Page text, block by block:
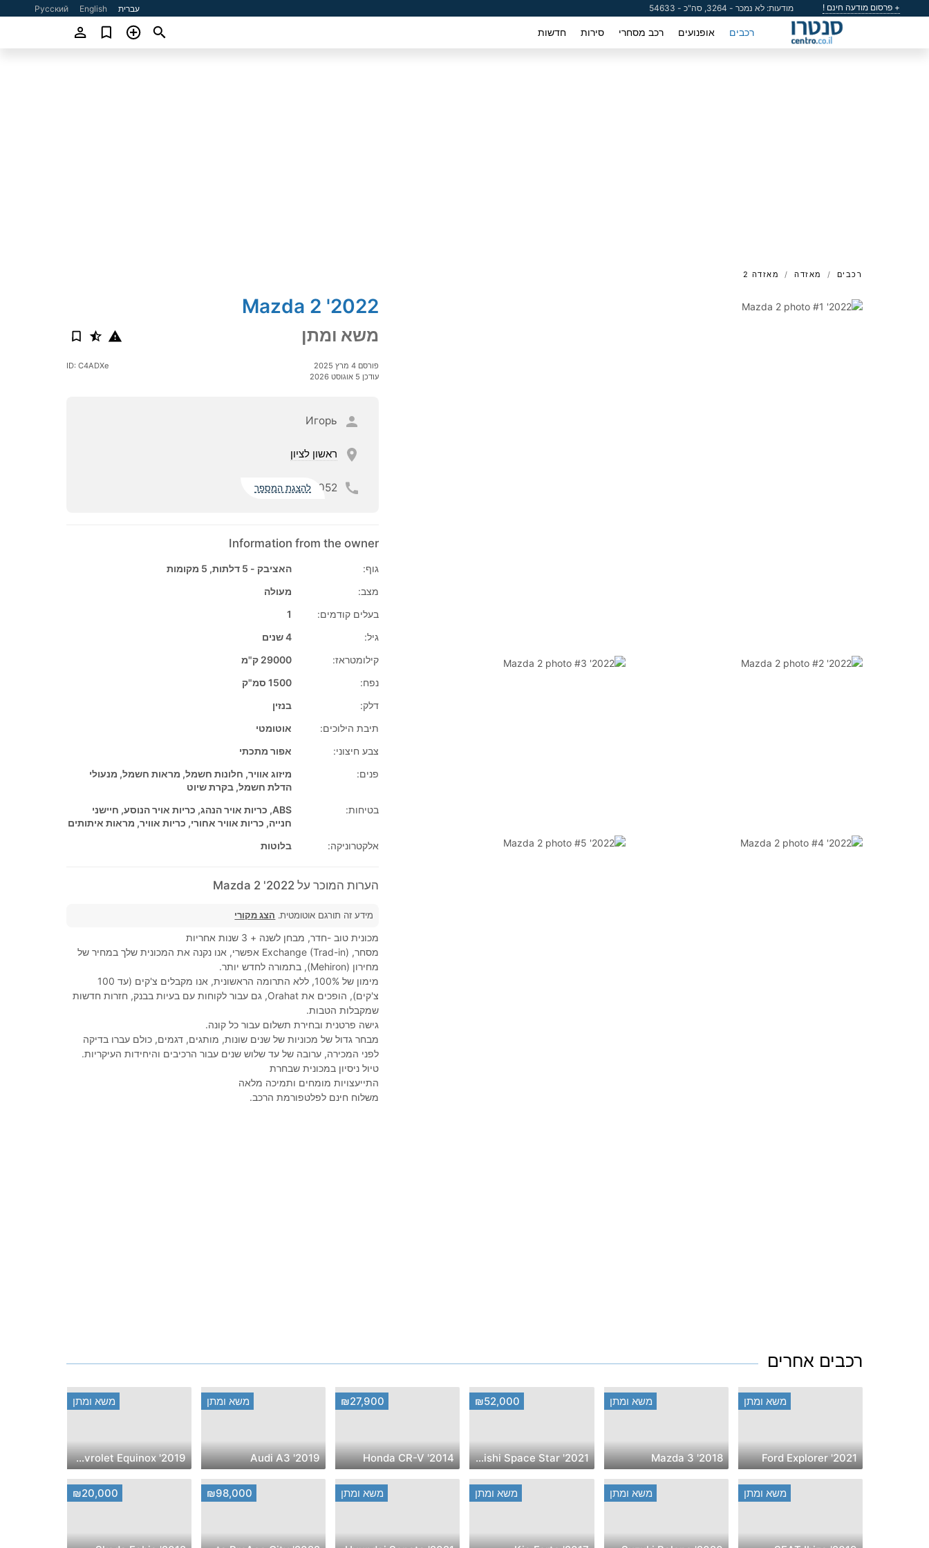
+ פרסום מודעה חינם ! מודעות: לא נמכר - 3264, סה"כ - 54633 עברית English
Русский
רכבים אופנועים רכב מסחרי סירות חדשות
רכבים מאזדה מאזדה 2
2022' Mazda 2
משא ומתן
פורסם 4 מרץ 2025
עודכן 5 אוגוסט 2026
ID: C4ADXe
Игорь
ראשון לציון
052 להצגת המספר
Information from the owner
גוף:
האציבק - 5 דלתות, 5 מקומות
מצב:
מעולה
בעלים קודמים:
1
גיל:
4 שנים
קילומטראז:
29000 ק"מ
נפח:
1500 סמ"ק
דלק:
בנזין
תיבת הילוכים:
אוטומטי
צבע חיצוני:
אפור מתכתי
פנים:
מיזוג אוויר, חלונות חשמל, מראות חשמל, מנעולי
הדלת חשמל, בקרת שיוט
בטיחות:
ABS, כריות אויר הנהג, כריות אויר הנוסע, חיישני
חנייה, כריות אוויר אחורי, כריות אוויר, מראות איתותים
אלקטרוניקה:
בלוטות
הערות המוכר על 2022' Mazda 2
מידע זה תורגם אוטומטית. הצג מקורי
מכונית טוב -חדר, מבחן לשנה + 3 שנות אחריות
מסחר, Exchange (Trad-in) אפשרי, אנו נקנה את המכונית שלך במחיר של
מחירון (Mehiron), בתמורה לחדש יותר.
מימון של 100%, ללא התרומה הראשונית, אנו מקבלים צ'קים (עד 100
צ'קים), הופכים את Orahat, גם עבור לקוחות עם בעיות בבנק, חזרות חדשות
שמקבלות הטבות.
גישה פרטנית ובחירת תשלום עבור כל קונה.
מבחר גדול של מכוניות של שנים שונות, מותגים, דגמים, כולם עברו בדיקה
לפני המכירה, ערובה של עד שלוש שנים עבור הרכיבים והיחידות העיקריות.
טיול ניסיון במכונית שבחרת
התייעצויות מומחים ותמיכה מלאה
משלוח חינם לפלטפורמת הרכב.
רכבים אחרים
משא ומתן
2021' Ford Explorer
משא ומתן
2018' Mazda 3
₪52,000
2021' Mitsubishi Space Star
₪27,900
2014' Honda CR-V
משא ומתן
2019' Audi A3
משא ומתן
2019' Chevrolet Equinox
משא ומתן משא ומתן משא ומתן משא ומתן ₪98,000
₪20,000